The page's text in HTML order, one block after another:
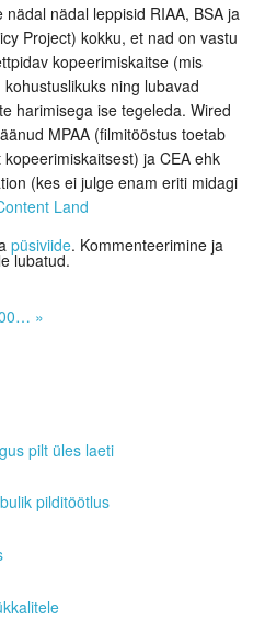
nädal leppisid RIAA, BSA ja
Project) kokku, et nad on vastu
kopeerimiskaitse (mis
ning lubavad
harimisega ise tegeleda. Wired
MPAA (filmitööstus toetab
ja CEA ehk
(kes ei julge enam eriti midagi
Land
püsiviide. Kommenteerimine ja
lubatud.
»
pilt üles laeti
pilditöötlus